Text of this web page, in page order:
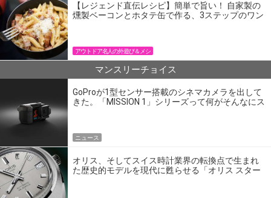
【レジェンド直伝レシピ】簡単で旨い！ 自家製の
燻製ベーコンとホタテ缶で作る、3ステップのワン
アウトドア名人の外遊び＆メシ
マンスリーチョイス
GoProが1型センサー搭載のシネマカメラを出して
きた。「MISSION 1」シリーズって何がそんなにス
ニュース
オリス、そしてスイス時計業界の転換点で生まれ
た歴史的モデルを現代に甦らせる「オリス スター